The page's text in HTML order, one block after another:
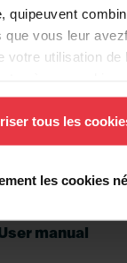
quipeuvent
que vous leur
votre utilisation de
site Web.
tous les
les cookies
manual